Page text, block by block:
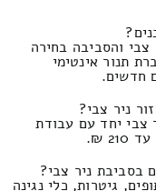
והסביבה בחירה
תנור אינטימי
ניר צבי?
צבי יחד עם עבודת
בסביבת ניר צבי?
גיטרות, כלי נגינה